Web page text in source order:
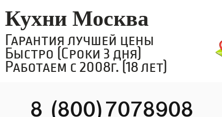
Кухни Москва
Гарантия лучшей цены
Быстро (Сроки 3 дня)
Работаем с 2008г. (18 лет)
8 (800)7078908